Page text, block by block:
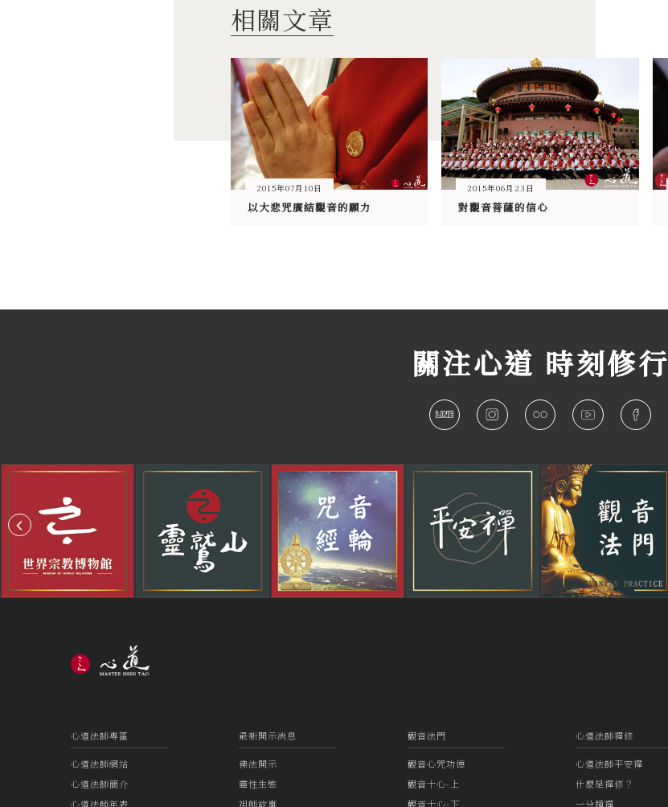
相關文章
2015年07月10日
以大悲咒廣結觀音的願力
2015年06月23日
對觀音菩薩的信心
關注心道 時刻修行
心道法師專區
心道法師網站
心道法師簡介
心道法師年表
最新開示消息
佛法開示
靈性生態
祖師故事
觀音法門
觀音心咒功德
觀音十心-上
觀音十心-下
心道法師禪修
心道法師平安禪
什麼是禪修？
一分鐘禪